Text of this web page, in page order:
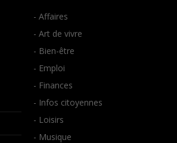
- Affaires
- Art de vivre
- Bien-être
- Emploi
- Finances
- Infos citoyennes
- Loisirs
- Musique